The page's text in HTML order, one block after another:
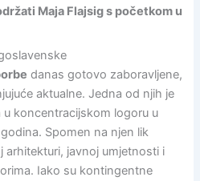
Maja Flajsig s početkom u
danas gotovo zaboravljene,
aktualne. Jedna od njih je
u koncentracijskom logoru u
Spomen na njen lik
arhitekturi, javnoj umjetnosti i
Iako su kontingentne